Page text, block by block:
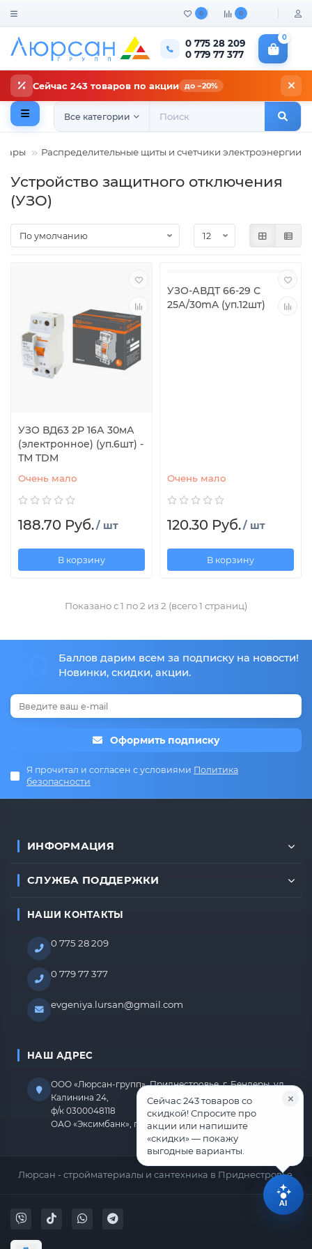
0 0
0 775 28 209
0 779 77 377
0
Сейчас 243 товаров по акции до −20%
Все категории
Распределительные щиты и счетчики электроэнергии
Устройство защитного отключения
(УЗО)
УЗО ВД63 2Р 16А 30мА
(электронное) (уп.6шт) -
ТМ TDM
Очень мало
188.70 Руб./ шт
В корзину
УЗО-АВДТ 66-29 С
25А/30mA (уп.12шт)
Очень мало
120.30 Руб./ шт
В корзину
Показано с 1 по 2 из 2 (всего 1 страниц)
Баллов дарим всем за подписку на новости!
Новинки, скидки, акции.
Оформить подписку
Я прочитал и согласен с условиями Политика
безопасности
ИНФОРМАЦИЯ
СЛУЖБА ПОДДЕРЖКИ
НАШИ КОНТАКТЫ
0 775 28 209
0 779 77 377
evgeniya.lursan@gmail.com
НАШ АДРЕС
ООО «Люрсан-групп», Приднестровье, г. Бендеры, ул.
Калинина 24,
ф/к 0300048118
ОАО «Эксимбанк», г.Бендеры, р/с 2212670000000818
Люрсан - стройматериалы и сантехника в Приднестровье.
Сейчас 243 товаров со
скидкой! Спросите про
акции или напишите
«скидки» — покажу
выгодные варианты.
AI